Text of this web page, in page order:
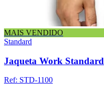
MAIS VENDIDO
Standard
Jaqueta Work Standard
Ref: STD-1100